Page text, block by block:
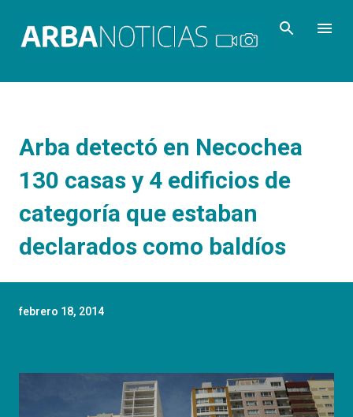
Arba detectó en Necochea
130 casas y 4 edificios de
categoría que estaban
declarados como baldíos
febrero 18, 2014